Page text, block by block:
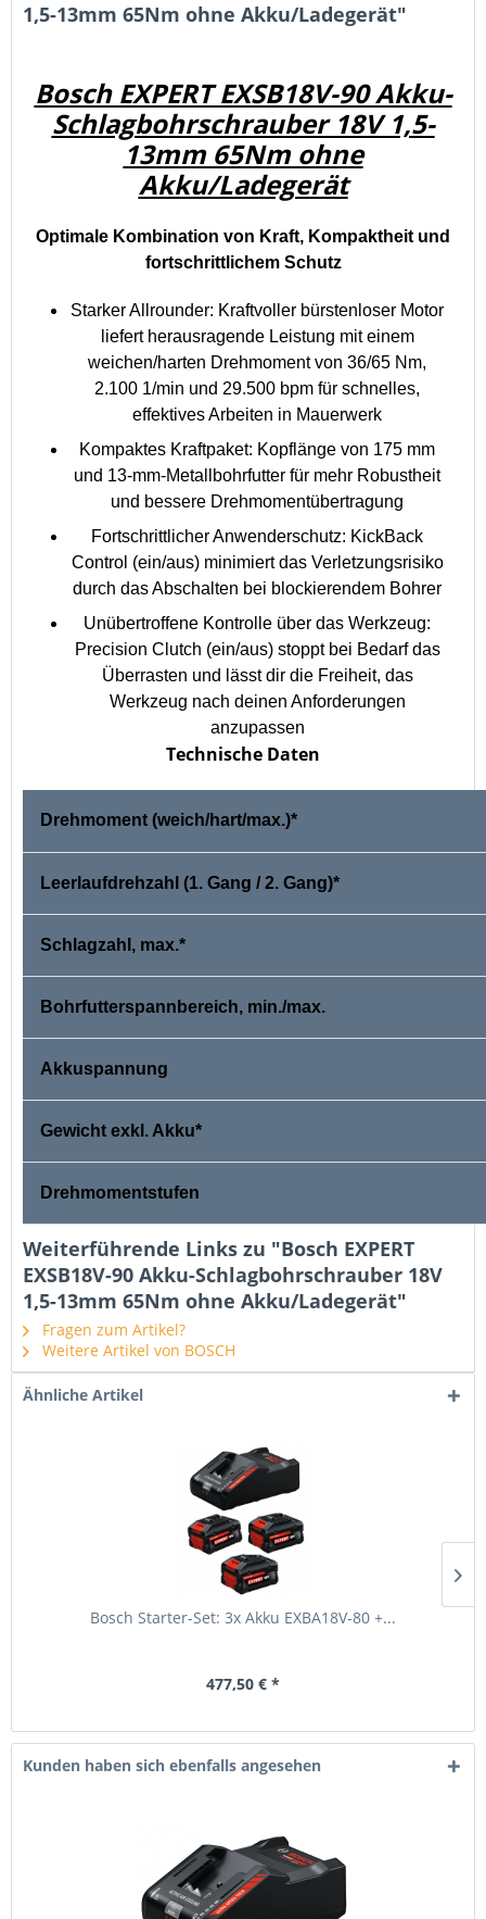
1,5-13mm 65Nm ohne Akku/Ladegerät"
Bosch EXPERT EXSB18V-90 Akku-
Schlagbohrschrauber 18V 1,5-
13mm 65Nm ohne
Akku/Ladegerät
Optimale Kombination von Kraft, Kompaktheit und
fortschrittlichem Schutz
Starker Allrounder: Kraftvoller bürstenloser Motor
liefert herausragende Leistung mit einem
weichen/harten Drehmoment von 36/65 Nm,
2.100 1/min und 29.500 bpm für schnelles,
effektives Arbeiten in Mauerwerk
Kompaktes Kraftpaket: Kopflänge von 175 mm
und 13-mm-Metallbohrfutter für mehr Robustheit
und bessere Drehmomentübertragung
Fortschrittlicher Anwenderschutz: KickBack
Control (ein/aus) minimiert das Verletzungsrisiko
durch das Abschalten bei blockierendem Bohrer
Unübertroffene Kontrolle über das Werkzeug:
Precision Clutch (ein/aus) stoppt bei Bedarf das
Überrasten und lässt dir die Freiheit, das
Werkzeug nach deinen Anforderungen
anzupassen
Technische Daten
Drehmoment (weich/hart/max.)*
Leerlaufdrehzahl (1. Gang / 2. Gang)*
Schlagzahl, max.*
Bohrfutterspannbereich, min./max.
Akkuspannung
Gewicht exkl. Akku*
Drehmomentstufen
Weiterführende Links zu "Bosch EXPERT
EXSB18V-90 Akku-Schlagbohrschrauber 18V
1,5-13mm 65Nm ohne Akku/Ladegerät"
Fragen zum Artikel?
Weitere Artikel von BOSCH
Ähnliche Artikel
Bosch Starter-Set: 3x Akku EXBA18V-80 +...
477,50 € *
Kunden haben sich ebenfalls angesehen